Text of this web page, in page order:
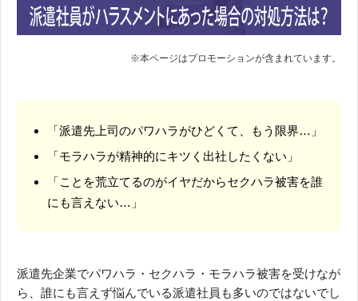
「派遣先上司のパワハラがひどくて、もう限界…」
「モラハラが精神的にキツく出社したくない」
「ことを荒立てるのがイヤだからセクハラ被害を誰
にも言えない…」
派遣先企業でパワハラ・セクハラ・モラハラ被害を受けなが
ら、誰にも言えず悩んでいる派遣社員も多いのではないでし